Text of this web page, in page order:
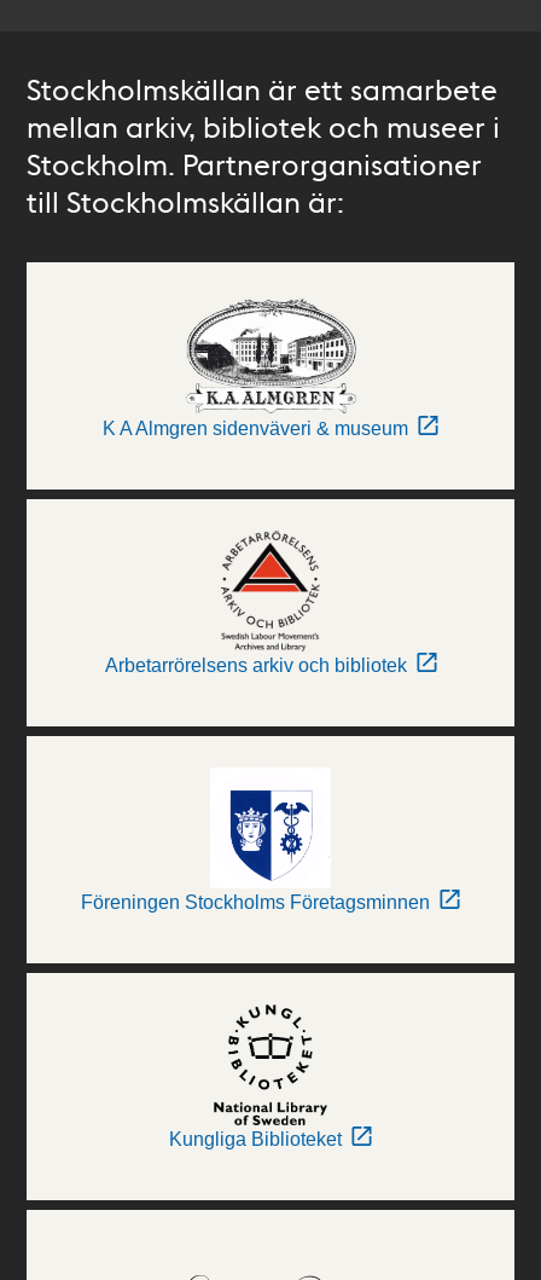
Stockholmskällan är ett samarbete
mellan arkiv, bibliotek och museer i
Stockholm. Partnerorganisationer
till Stockholmskällan är:
K A Almgren sidenväveri & museum
Arbetarrörelsens arkiv och bibliotek
Föreningen Stockholms Företagsminnen
Kungliga Biblioteket